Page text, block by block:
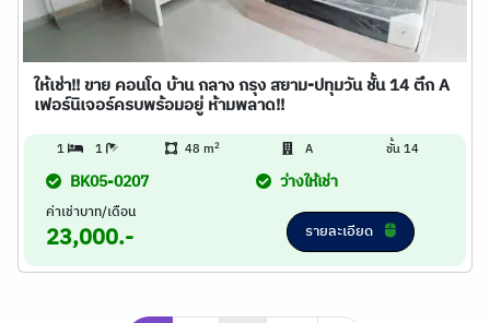
ให้เช่า!! ขาย คอนโด บ้าน กลาง กรุง สยาม-ปทุมวัน ชั้น 14 ตึก A
เฟอร์นิเจอร์ครบพร้อมอยู่ ห้ามพลาด!!
1 1 48 m2 A ชั้น 14
BK05-0207 ว่างให้เช่า
ค่าเช่าบาท/เดือน
23,000.- รายละเอียด